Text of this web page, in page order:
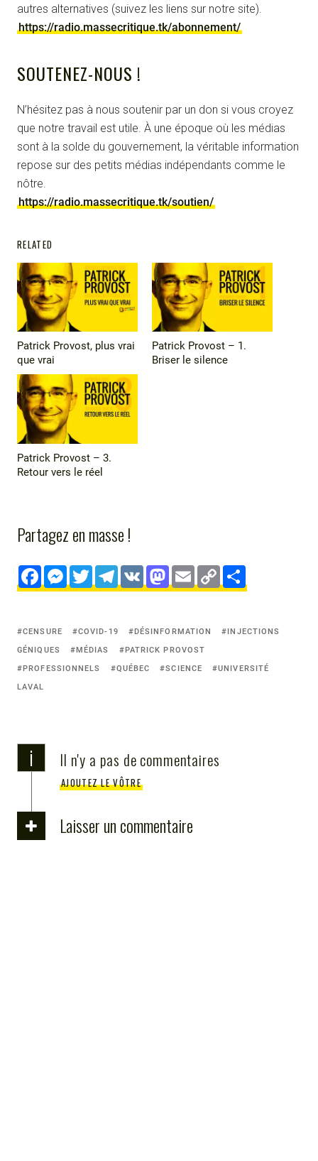
autres alternatives (suivez les liens sur notre site).
https://radio.massecritique.tk/abonnement/
SOUTENEZ-NOUS !
N’hésitez pas à nous soutenir par un don si vous croyez
que notre travail est utile. À une époque où les médias
sont à la solde du gouvernement, la véritable information
repose sur des petits médias indépendants comme le
nôtre.
https://radio.massecritique.tk/soutien/
RELATED
Patrick Provost, plus vrai
que vrai
Patrick Provost – 1.
Briser le silence
Patrick Provost – 3.
Retour vers le réel
Partagez en masse !
F
a
c
e
b
o
M
e
s
s
e
T
wi
tt
er
T
el
gr
a
V
K
M
a
st
o
d
E
m
ai
l
C
o
p
Li
h
ar
Tagged
with:
CENSURE COVID-19 DÉSINFORMATION
INJECTIONS
GÉNIQUES
MÉDIAS
PATRICK PROVOST
PROFESSIONNELS
QUÉBEC SCIENCE
UNIVERSITÉ
LAVAL
i Il n'y a pas de commentaires
AJOUTEZ LE VÔTRE
Laisser un commentaire